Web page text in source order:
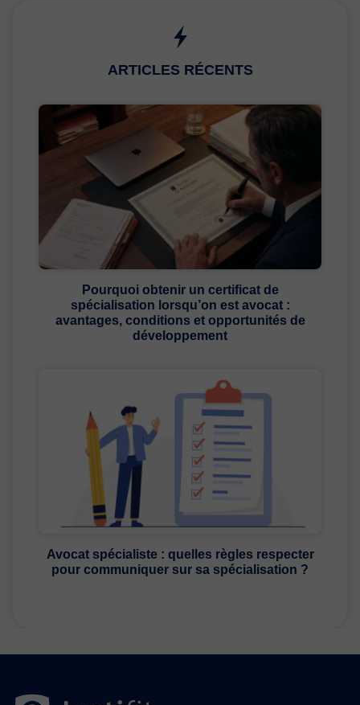
ARTICLES RÉCENTS
Pourquoi obtenir un certificat de
spécialisation lorsqu’on est avocat :
avantages, conditions et opportunités de
développement
Avocat spécialiste : quelles règles respecter
pour communiquer sur sa spécialisation ?